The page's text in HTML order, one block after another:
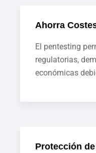
Ahorra
El pentesting
regulatorias,
económicas
Protección